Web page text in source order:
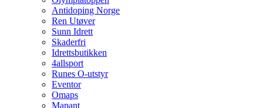
Antidoping Norge
Ren Utøver
Sunn Idrett
Skaderfri
Idrettsbutikken
4allsport
Runes O-utstyr
Eventor
Omaps
Mapant